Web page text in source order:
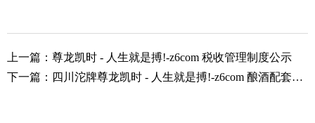
上一篇：尊龙凯时 - 人生就是搏!-z6com 税收管理制度公示
下一篇：四川沱牌尊龙凯时 - 人生就是搏!-z6com 酿酒配套工程技术改造项目-供水技改工程（二期）竣工环境保护验收报告公示